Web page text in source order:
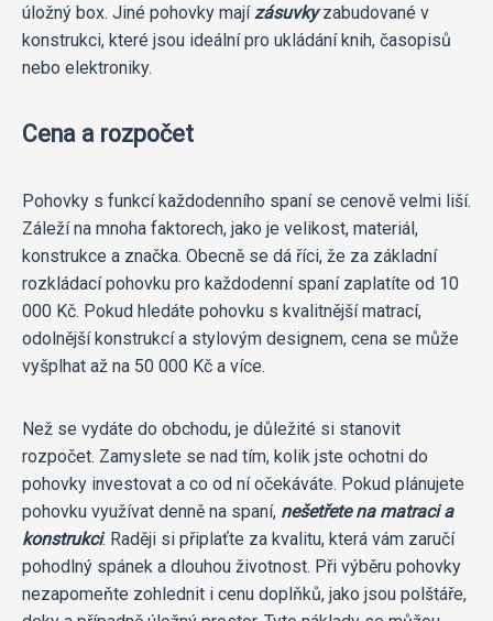
úložný box. Jiné pohovky mají zásuvkyzabudované v
konstrukci, které jsou ideální pro ukládání knih, časopisů
nebo elektroniky.
Cena a rozpočet
Pohovky s funkcí každodenního spaní se cenově velmi liší.
Záleží na mnoha faktorech, jako je velikost, materiál,
konstrukce a značka. Obecně se dá říci, že za základní
rozkládací pohovku pro každodenní spaní zaplatíte od 10
000 Kč. Pokud hledáte pohovku s kvalitnější matrací,
odolnější konstrukcí a stylovým designem, cena se může
vyšplhat až na 50 000 Kč a více.
Než se vydáte do obchodu, je důležité si stanovit
rozpočet. Zamyslete se nad tím, kolik jste ochotni do
pohovky investovat a co od ní očekáváte. Pokud plánujete
pohovku využívat denně na spaní, nešetřete na matraci a
konstrukci. Raději si připlaťte za kvalitu, která vám zaručí
pohodlný spánek a dlouhou životnost. Při výběru pohovky
nezapomeňte zohlednit i cenu doplňků, jako jsou polštáře,